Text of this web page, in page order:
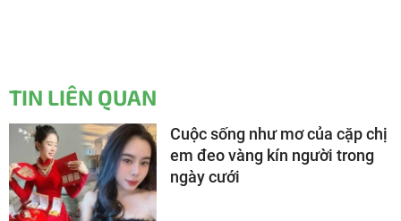
TIN LIÊN QUAN
Cuộc sống như mơ của cặp chị
em đeo vàng kín người trong
ngày cưới